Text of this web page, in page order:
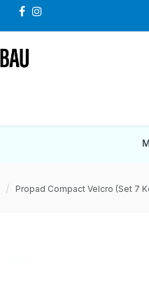
Propad Compact Velcro (Set 7